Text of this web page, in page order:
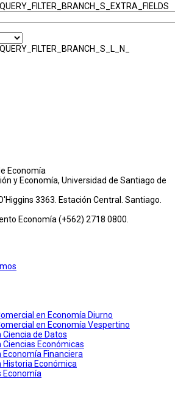
Economía
y Economía, Universidad de Santiago de
3363. Estación Central. Santiago.
Economía (+562) 2718 0800.
en Economía Diurno
en Economía Vespertino
Ciencia de Datos
Ciencias Económicas
Economía Financiera
Historia Económica
Economía